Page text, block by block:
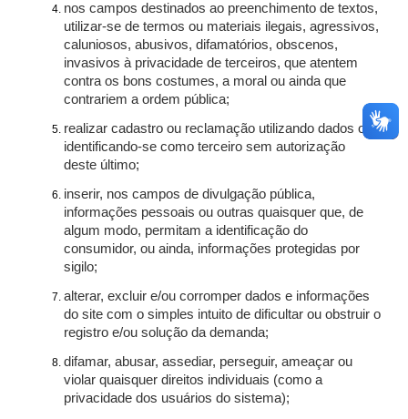
nos campos destinados ao preenchimento de textos,
utilizar-se de termos ou materiais ilegais, agressivos,
caluniosos, abusivos, difamatórios, obscenos,
invasivos à privacidade de terceiros, que atentem
contra os bons costumes, a moral ou ainda que
contrariem a ordem pública;
realizar cadastro ou reclamação utilizando dados ou
identificando-se como terceiro sem autorização
deste último;
inserir, nos campos de divulgação pública,
informações pessoais ou outras quaisquer que, de
algum modo, permitam a identificação do
consumidor, ou ainda, informações protegidas por
sigilo;
alterar, excluir e/ou corromper dados e informações
do site com o simples intuito de dificultar ou obstruir o
registro e/ou solução da demanda;
difamar, abusar, assediar, perseguir, ameaçar ou
violar quaisquer direitos individuais (como a
privacidade dos usuários do sistema);